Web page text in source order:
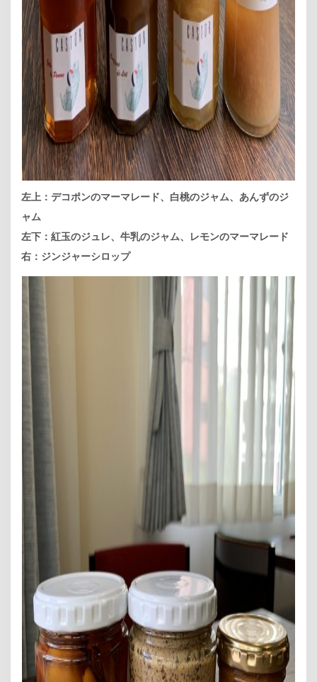
左上：デコポンのマーマレード、白桃のジャム、あんずのジ
ャム
左下：紅玉のジュレ、牛乳のジャム、レモンのマーマレード
右：ジンジャーシロップ